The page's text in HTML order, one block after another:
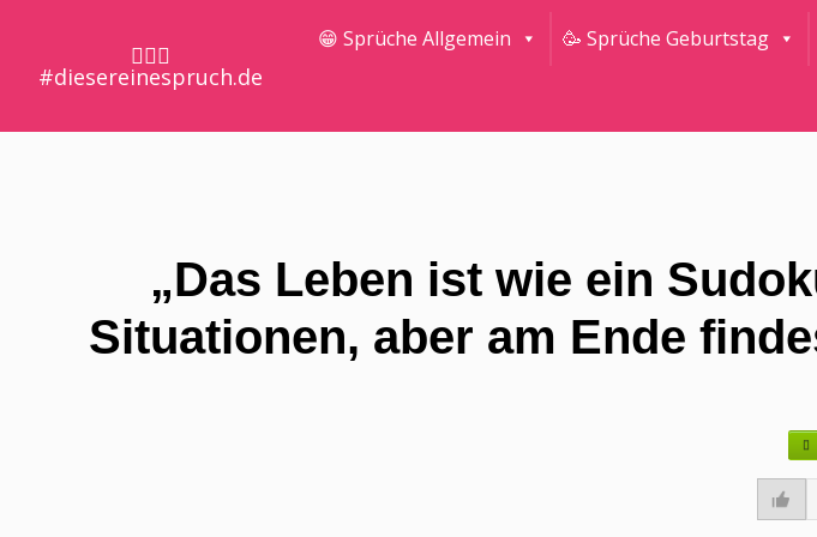
🤷🏼‍♀️
#diesereinespruch.de
😁 Sprüche Allgemein 🥳 Sprüche Geburtstag
„Das Leben ist wie ein
Situationen, aber am Ende